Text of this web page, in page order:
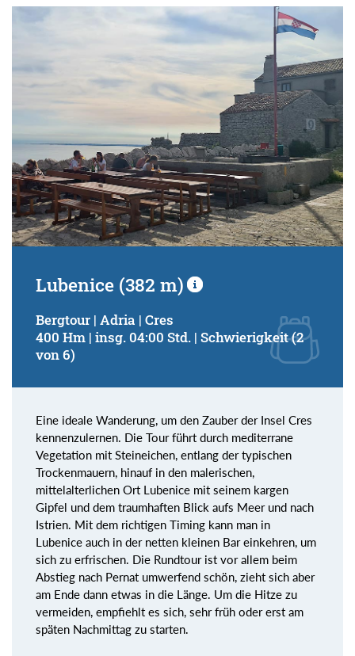
Lubenice (382 m)
Bergtour | Adria | Cres
400 Hm | insg. 04:00 Std. | Schwierigkeit (2
von 6)
Eine ideale Wanderung, um den Zauber der Insel Cres
kennenzulernen. Die Tour führt durch mediterrane
Vegetation mit Steineichen, entlang der typischen
Trockenmauern, hinauf in den malerischen,
mittelalterlichen Ort Lubenice mit seinem kargen
Gipfel und dem traumhaften Blick aufs Meer und nach
Istrien. Mit dem richtigen Timing kann man in
Lubenice auch in der netten kleinen Bar einkehren, um
sich zu erfrischen. Die Rundtour ist vor allem beim
Abstieg nach Pernat umwerfend schön, zieht sich aber
am Ende dann etwas in die Länge. Um die Hitze zu
vermeiden, empfiehlt es sich, sehr früh oder erst am
späten Nachmittag zu starten.